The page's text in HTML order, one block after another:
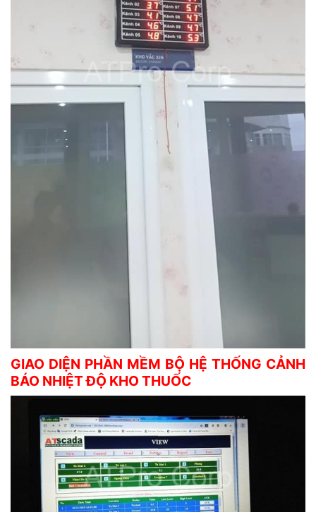
GIAO DIỆN PHẦN MỀM BỘ HỆ THỐNG CẢNH
BÁO NHIỆT ĐỘ KHO THUỐC